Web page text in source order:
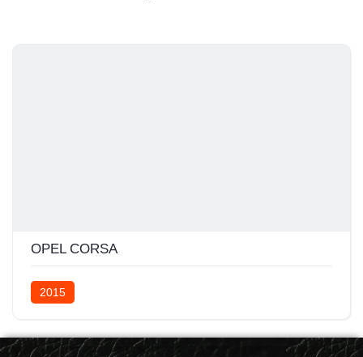
OPEL CORSA
2015